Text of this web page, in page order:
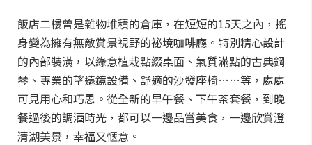
飯店二樓曾是雜物堆積的倉庫，在短短的15天之內，搖
身變為擁有無敵賞景視野的祕境咖啡廳。特別精心設計
的內部裝潢，以綠意植栽點綴桌面、氣質滿點的古典鋼
琴、專業的望遠鏡設備、舒適的沙發座椅……等，處處
可見用心和巧思。從全新的早午餐、下午茶套餐，到晚
餐過後的調酒時光，都可以一邊品嘗美食，一邊欣賞澄
清湖美景，幸福又愜意。